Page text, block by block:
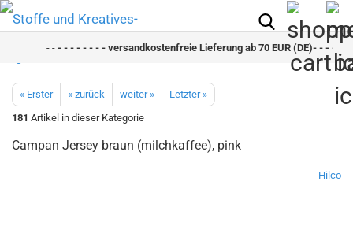
- - - - - - - - versandkostenfreie Lieferung ab 70 EUR (DE)- - - - - -
« Erster « zurück weiter »
Letzter »
181 Artikel in dieser Kategorie
Campan Jersey braun (milchkaffee), pink
Hilco